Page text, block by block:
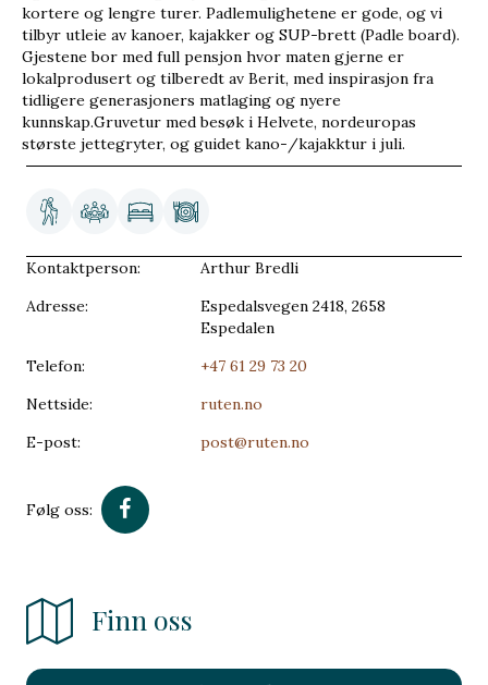
Kontaktperson:
Arthur Bredli
Adresse:
Espedalsvegen 2418, 2658
Espedalen
Telefon:
+47 61 29 73 20
Nettside:
ruten.no
E-post:
post@ruten.no
Følg oss:
Finn oss
kortere og lengre turer. Padlemulighetene er gode, og vi
tilbyr utleie av kanoer, kajakker og SUP-brett (Padle board).
Gjestene bor med full pensjon hvor maten gjerne er
lokalprodusert og tilberedt av Berit, med inspirasjon fra
tidligere generasjoners matlaging og nyere
kunnskap.Gruvetur med besøk i Helvete, nordeuropas
største jettegryter, og guidet kano-/kajakktur i juli.